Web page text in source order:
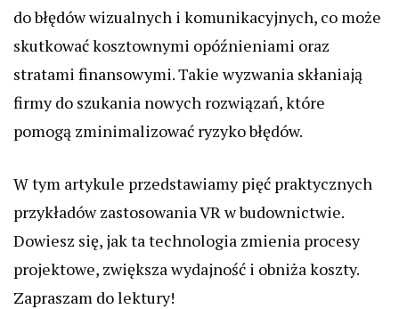
do błędów wizualnych i komunikacyjnych, co może
skutkować kosztownymi opóźnieniami oraz
stratami finansowymi. Takie wyzwania skłaniają
firmy do szukania nowych rozwiązań, które
pomogą zminimalizować ryzyko błędów.
W tym artykule przedstawiamy pięć praktycznych
przykładów zastosowania VR w budownictwie.
Dowiesz się, jak ta technologia zmienia procesy
projektowe, zwiększa wydajność i obniża koszty.
Zapraszam do lektury!